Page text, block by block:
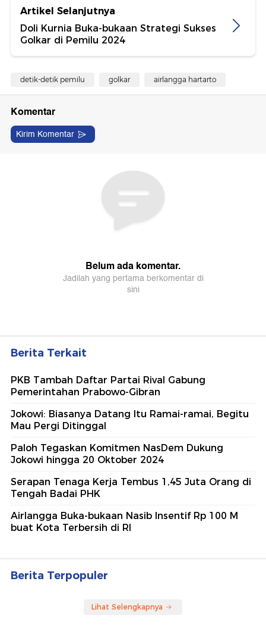
Artikel Selanjutnya
Doli Kurnia Buka-bukaan Strategi Sukses
Golkar di Pemilu 2024
detik-detik pemilu golkar airlangga hartarto
Berita Terkait
PKB Tambah Daftar Partai Rival Gabung
Pemerintahan Prabowo-Gibran
Jokowi: Biasanya Datang Itu Ramai-ramai, Begitu
Mau Pergi Ditinggal
Paloh Tegaskan Komitmen NasDem Dukung
Jokowi hingga 20 Oktober 2024
Serapan Tenaga Kerja Tembus 1,45 Juta Orang di
Tengah Badai PHK
Airlangga Buka-bukaan Nasib Insentif Rp 100 M
buat Kota Terbersih di RI
Berita Terpopuler
Lihat Selengkapnya